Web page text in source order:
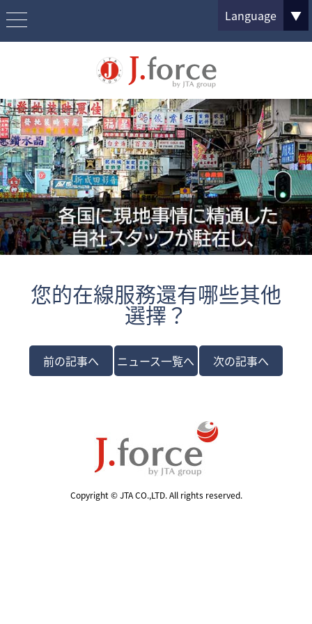
Language ▼
您的在線服務還有哪些其他
選擇？
前の記事へ ニュース一覧へ 次の記事へ
Copyright © JTA CO.,LTD. All rights reserved.